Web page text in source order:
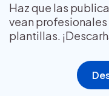
Haz que las
vean
plantillas.